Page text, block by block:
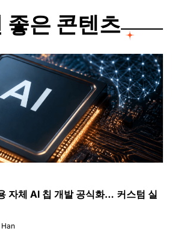
좋은 콘텐츠
자체 AI 칩 개발 공식화… 커스텀 실